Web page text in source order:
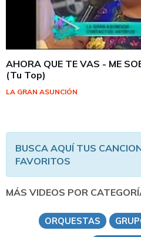
AHORA QUE TE VAS - ME
(Tu Top)
LA GRAN ASUNCIÓN
BUSCA AQUÍ TUS
FAVORITOS
MÁS VIDEOS POR
ORQUESTAS